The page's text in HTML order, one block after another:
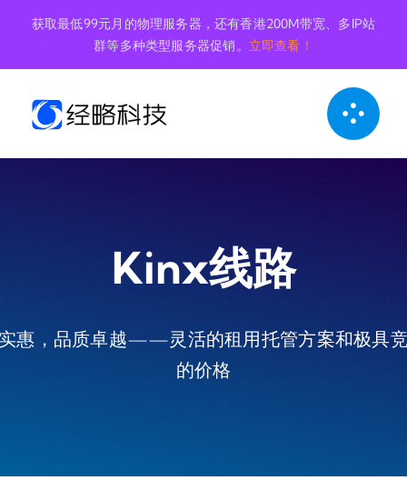
内
获取最低99元月的物理服务器，还有香港200M带宽、多IP站
群等多种类型服务器促销。 立即查看！
Kinx线路
惠，品质卓越——灵活的租用托管方案和极具
的价格